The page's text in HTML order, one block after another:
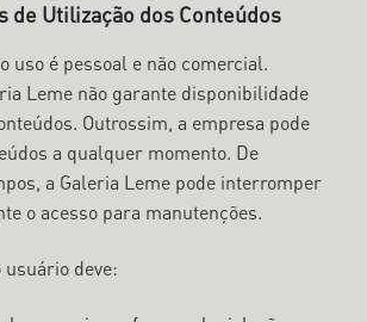
de Utilização dos Conteúdos
uso é pessoal e não comercial.
Leme não garante disponibilidade
Outrossim, a empresa pode
a qualquer momento. De
a Galeria Leme pode interromper
o acesso para manutenções.
usuário deve: